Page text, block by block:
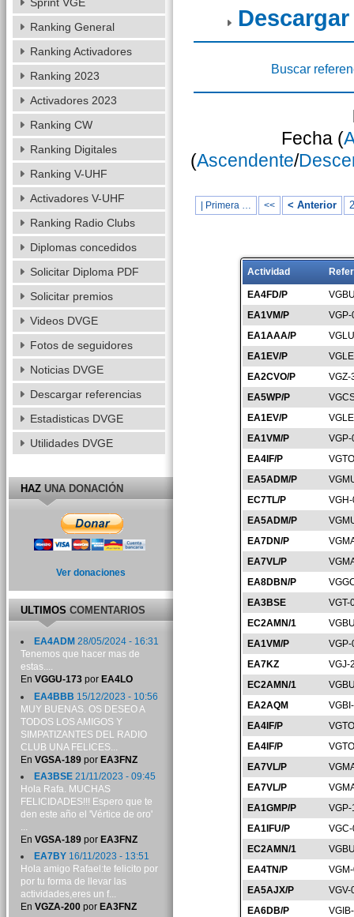
Buscar
Fecha (
(Ascendente/
| Primera … << < Anterior
Actividad
EA4FD/P
EA1VM/P
EA1AAA/P
EA1EV/P
EA2CVO/P
VGZ-
EA5WP/P
EA1EV/P
EA1VM/P
EA4IF/P
EA5ADM/P
EC7TL/P
EA5ADM/P
EA7DN/P
EA7VL/P
EA8DBN/P
EA3BSE
VGT-
EC2AMN/1
EA1VM/P
EA7KZ
VGJ-
EC2AMN/1
EA2AQM
EA4IF/P
EA4IF/P
EA7VL/P
EA7VL/P
EA1GMP/P
EA1IFU/P
EC2AMN/1
EA4TN/P
EA5AJX/P
VGV-
EA6DB/P
Ranking General
Ranking Activadores
Ranking 2023
Activadores 2023
Ranking CW
Ranking Digitales
Ranking V-UHF
Activadores V-UHF
Ranking Radio Clubs
Diplomas concedidos
Solicitar Diploma PDF
Solicitar premios
Videos DVGE
Fotos de seguidores
Noticias DVGE
Descargar referencias
Estadisticas DVGE
Utilidades DVGE
HAZUNA DONACIÓN
Ver donaciones
ULTIMOSCOMENTARIOS
EA4ADM 28/05/2024 - 16:31
Tenemos que hacer mas de
estas....
En VGGU-173por EA4LO
EA4BBB 15/12/2023 - 10:56
MUY BUENAS. OS DESEO A
TODOS LOS AMIGOS Y
SIMPATIZANTES DEL RADIO
CLUB UNA FELICES...
En VGSA-189por EA3FNZ
EA3BSE21/11/2023 - 09:45
Hola Rafa. MUCHAS
FELICIDADES!!! Espero que te
den este año el 'Vértice de oro'
...
En VGSA-189por EA3FNZ
EA7BY16/11/2023 - 13:51
Hola amigo Rafael:te felicito por
por tu forma de llevar las
actividades,eres un f...
En VGZA-200por EA3FNZ